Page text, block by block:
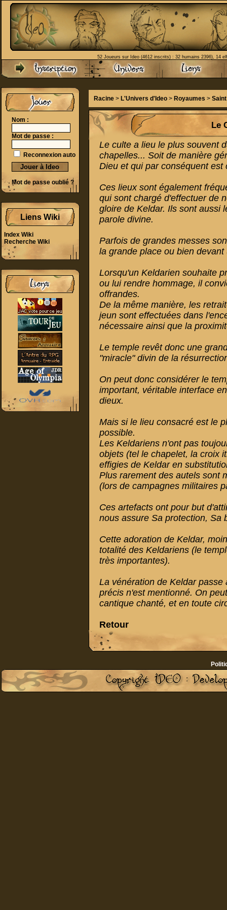
52 Joueurs sur Ideo (4612 inscrits) : 32 humains 2396), 14
Nom :
Mot de passe :
Reconnexion auto
Mot de passe oublié ?
Liens Wiki
Index Wiki
Recherche Wiki
Racine> L'Univers d'Ideo> Royaumes >
Le
Le culte a lieu le plus souvent
chapelles... Soit de manière
Dieu et qui par conséquent
Ces lieux sont également
qui sont chargé d'effectuer de
gloire de Keldar. Ils sont aussi
parole divine.
Parfois de grandes messes
la grande place ou bien
Lorsqu'un Keldarien souhaite
ou lui rendre hommage, il
offrandes.
De la même manière, les
jeun sont effectuées dans
nécessaire ainsi que la
Le temple revêt donc une
"miracle" divin de la
On peut donc considérer le
important, véritable interface
dieux.
Mais si le lieu consacré est le
possible.
Les Keldariens n'ont pas
objets (tel le chapelet, la croix
effigies de Keldar en
Plus rarement des autels sont
(lors de campagnes militaires
Ces artefacts ont pour but
nous assure Sa protection, Sa
Cette adoration de Keldar,
totalité des Keldariens (le
très importantes).
La vénération de Keldar
précis n'est mentionné. On
cantique chanté, et en toute
Retour